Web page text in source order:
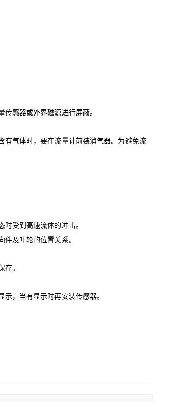
传感器或外界磁源进行屏蔽。
有气体时，要在流量计前装消气器。为避免流
受到高速流体的冲击。
件及叶轮的位置关系。
。
，当有显示时再安装传感器。